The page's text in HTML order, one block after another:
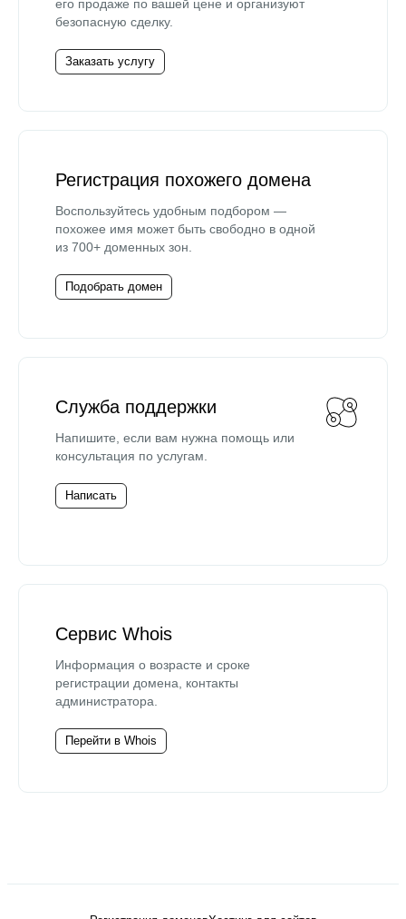
его продаже по вашей цене и организуют
безопасную сделку.
Заказать услугу
Регистрация похожего домена
Воспользуйтесь удобным подбором —
похожее имя может быть свободно в одной
из 700+ доменных зон.
Подобрать домен
Служба поддержки
Напишите, если вам нужна помощь или
консультация по услугам.
Написать
Сервис Whois
Информация о возрасте и сроке
регистрации домена, контакты
администратора.
Перейти в Whois